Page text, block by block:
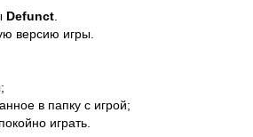
Defunct
версию игры.
;
в папку с игрой;
играть.